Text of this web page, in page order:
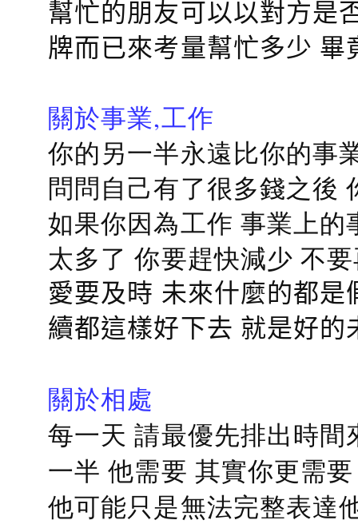
幫忙的朋友可以以對方是
牌而已來考量幫忙多少
關於事業,工作
你的另一半永遠比你的事
問問自己有了很多錢之後
如果你因為工作 事業上
太多了 你要趕快減少 不
愛要及時 未來什麼的都
續都這樣好下去 就是好的
關於相處
每一天 請最優先排出時
一半 他需要 其實你更需要
他可能只是無法完整表達